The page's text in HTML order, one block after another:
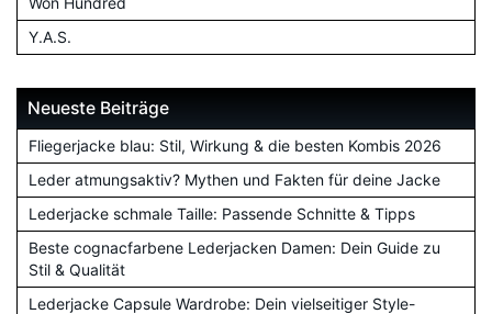
Y.A.S.
Neueste Beiträge
Fliegerjacke blau: Stil, Wirkung & die besten Kombis 2026
Leder atmungsaktiv? Mythen und Fakten für deine Jacke
Lederjacke schmale Taille: Passende Schnitte & Tipps
Beste cognacfarbene Lederjacken Damen: Dein Guide zu
Stil & Qualität
Lederjacke Capsule Wardrobe: Dein vielseitiger Style-